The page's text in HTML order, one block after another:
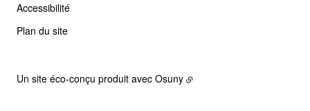
Accessibilité
Plan du site
Un site éco-conçu produit avec Osuny